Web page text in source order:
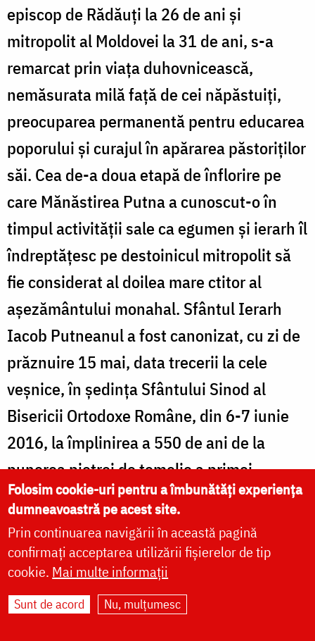
episcop de Rădăuți la 26 de ani și
mitropolit al Moldovei la 31 de ani, s-a
remarcat prin viața duhovnicească,
nemăsurata milă față de cei năpăstuiți,
preocuparea permanentă pentru educarea
poporului și curajul în apărarea păstoriților
săi. Cea de-a doua etapă de înflorire pe
care Mănăstirea Putna a cunoscut-o în
timpul activității sale ca egumen și ierarh îl
îndreptățesc pe destoinicul mitropolit să
fie considerat al doilea mare ctitor al
așezământului monahal. Sfântul Ierarh
Iacob Putneanul a fost canonizat, cu zi de
prăznuire 15 mai, data trecerii la cele
veșnice, în ședința Sfântului Sinod al
Bisericii Ortodoxe Române, din 6-7 iunie
2016, la împlinirea a 550 de ani de la
punerea pietrei de temelie a primei
mănăstiri ridicate de domnul Ștefan.
Sursa:arhiepiscopiasucevei.ro
Folosim cookie-uri pentru a îmbunătăți experiența
dumneavoastră pe acest site.
Prin continuarea navigării în această pagină
confirmați acceptarea utilizării fișierelor de tip
cookie. Mai multe informații
Sunt de acord Nu, mulțumesc